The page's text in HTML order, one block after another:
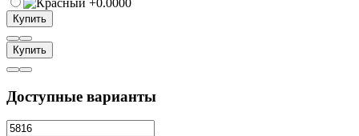
Купить
Купить
Доступные варианты